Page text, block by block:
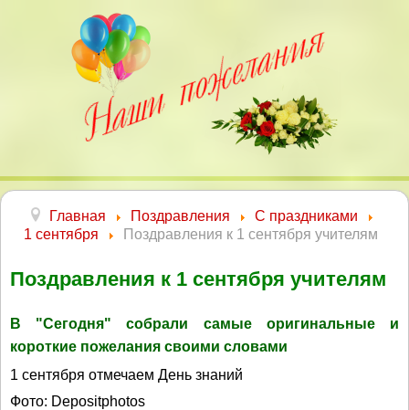
Главная Поздравления
С праздниками
1 сентября
Поздравления к 1 сентября учителям
Поздравления к 1 сентября учителям
В "Сегодня" собрали самые оригинальные и
короткие пожелания своими словами
1 сентября отмечаем День знаний
Фото: Depositphotos